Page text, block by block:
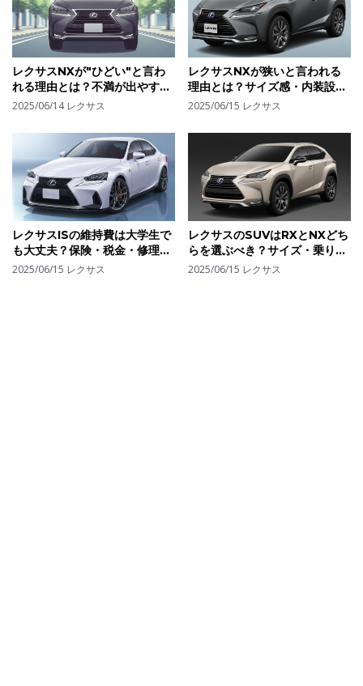
レクサスNXが"ひどい"と言わ
れる理由とは？不満が出やすい
ポイントとそれでも選ばれる理
2025/06/14 レクサス
レクサスNXが狭いと言われる
理由とは？サイズ感・内装設計
の違いと改善ポイント
2025/06/15 レクサス
レクサスISの維持費は大学生で
も大丈夫？保険・税金・修理代
から"リアルな支出"を算出して
2025/06/15 レクサス
レクサスのSUVはRXとNXどち
らを選ぶべき？サイズ・乗り心
地・価格で見る選び方の決定版
2025/06/15 レクサス